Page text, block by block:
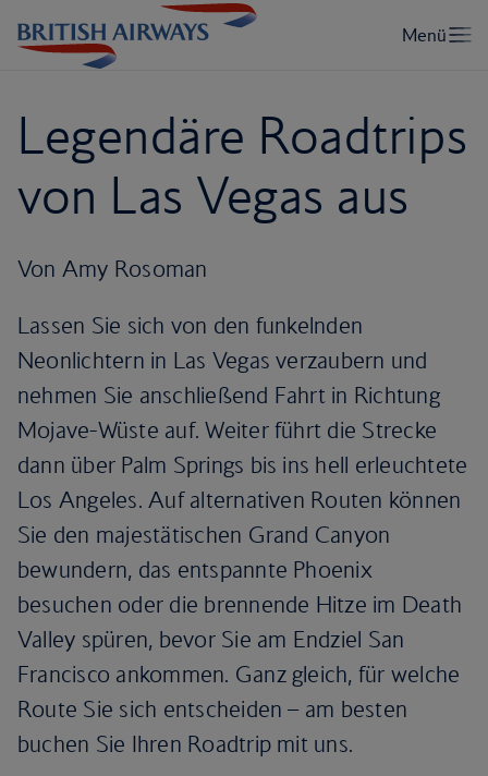
Legendäre Roadtrips
von Las Vegas aus
Von Amy Rosoman
Lassen Sie sich von den funkelnden
Neonlichtern in Las Vegas verzaubern und
nehmen Sie anschließend Fahrt in Richtung
Mojave-Wüste auf. Weiter führt die Strecke
dann über Palm Springs bis ins hell erleuchtete
Los Angeles. Auf alternativen Routen können
Sie den majestätischen Grand Canyon
bewundern, das entspannte Phoenix
besuchen oder die brennende Hitze im Death
Valley spüren, bevor Sie am Endziel San
Francisco ankommen. Ganz gleich, für welche
Route Sie sich entscheiden – am besten
buchen Sie Ihren Roadtrip mit uns.